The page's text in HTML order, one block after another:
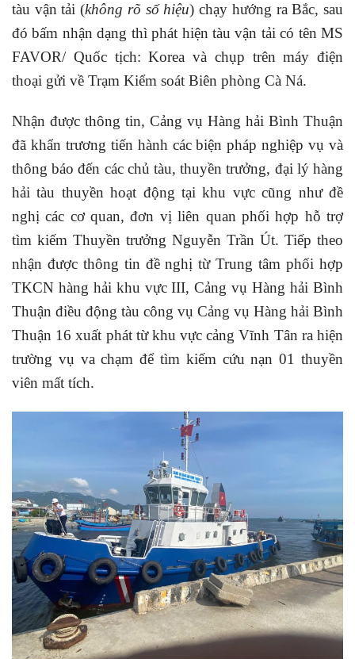
tàu vận tải (không rõ số hiệu) chạy hướng ra Bắc, sau
đó bấm nhận dạng thì phát hiện tàu vận tải có tên MS
FAVOR/ Quốc tịch: Korea và chụp trên máy điện
thoại gửi về Trạm Kiểm soát Biên phòng Cà Ná.
Nhận được thông tin, Cảng vụ Hàng hải Bình Thuận
đã khẩn trương tiến hành các biện pháp nghiệp vụ và
thông báo đến các chủ tàu, thuyền trưởng, đại lý hàng
hải tàu thuyền hoạt động tại khu vực cũng như đề
nghị các cơ quan, đơn vị liên quan phối hợp hỗ trợ
tìm kiếm Thuyền trưởng Nguyễn Trần Út. Tiếp theo
nhận được thông tin đề nghị từ Trung tâm phối hợp
TKCN hàng hải khu vực III, Cảng vụ Hàng hải Bình
Thuận điều động tàu công vụ Cảng vụ Hàng hải Bình
Thuận 16 xuất phát từ khu vực cảng Vĩnh Tân ra hiện
trường vụ va chạm để tìm kiếm cứu nạn 01 thuyền
viên mất tích.